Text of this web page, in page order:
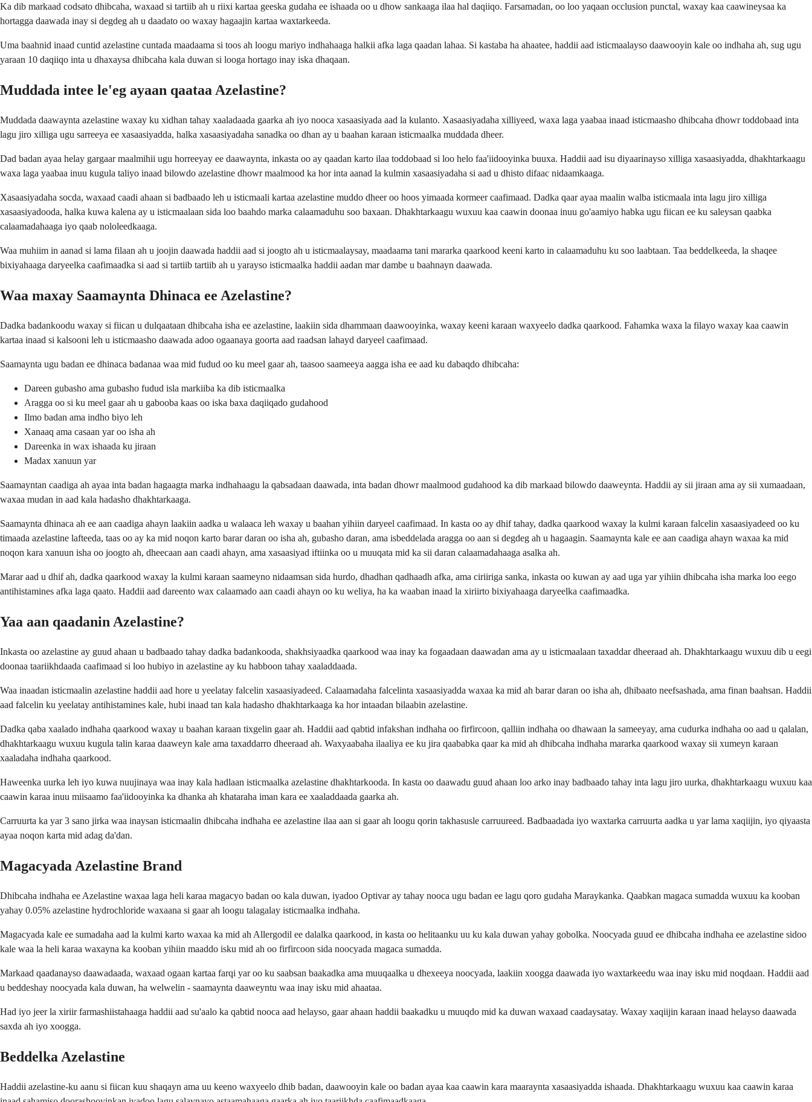
Ka dib markaad codsato dhibcaha, waxaad si tartiib ah u riixi kartaa geeska gudaha ee ishaada oo u dhow sankaaga ilaa hal daqiiqo. Farsamadan, oo loo yaqaan occlusion punctal, waxay kaa caawineysaa ka
hortagga daawada inay si degdeg ah u daadato oo waxay hagaajin kartaa waxtarkeeda.
Uma baahnid inaad cuntid azelastine cuntada maadaama si toos ah loogu mariyo indhahaaga halkii afka laga qaadan lahaa. Si kastaba ha ahaatee, haddii aad isticmaalayso daawooyin kale oo indhaha ah, sug ugu
yaraan 10 daqiiqo inta u dhaxaysa dhibcaha kala duwan si looga hortago inay iska dhaqaan.
Muddada intee le'eg ayaan qaataa Azelastine?
Muddada daawaynta azelastine waxay ku xidhan tahay xaaladaada gaarka ah iyo nooca xasaasiyada aad la kulanto. Xasaasiyadaha xilliyeed, waxa laga yaabaa inaad isticmaasho dhibcaha dhowr toddobaad inta
lagu jiro xilliga ugu sarreeya ee xasaasiyadda, halka xasaasiyadaha sanadka oo dhan ay u baahan karaan isticmaalka muddada dheer.
Dad badan ayaa helay gargaar maalmihii ugu horreeyay ee daawaynta, inkasta oo ay qaadan karto ilaa toddobaad si loo helo faa'iidooyinka buuxa. Haddii aad isu diyaarinayso xilliga xasaasiyadda, dhakhtarkaagu
waxa laga yaabaa inuu kugula taliyo inaad bilowdo azelastine dhowr maalmood ka hor inta aanad la kulmin xasaasiyadaha si aad u dhisto difaac nidaamkaaga.
Xasaasiyadaha socda, waxaad caadi ahaan si badbaado leh u isticmaali kartaa azelastine muddo dheer oo hoos yimaada kormeer caafimaad. Dadka qaar ayaa maalin walba isticmaala inta lagu jiro xilliga
xasaasiyadooda, halka kuwa kalena ay u isticmaalaan sida loo baahdo marka calaamaduhu soo baxaan. Dhakhtarkaagu wuxuu kaa caawin doonaa inuu go'aamiyo habka ugu fiican ee ku saleysan qaabka
calaamadahaaga iyo qaab nololeedkaaga.
Waa muhiim in aanad si lama filaan ah u joojin daawada haddii aad si joogto ah u isticmaalaysay, maadaama tani mararka qaarkood keeni karto in calaamaduhu ku soo laabtaan. Taa beddelkeeda, la shaqee
bixiyahaaga daryeelka caafimaadka si aad si tartiib tartiib ah u yarayso isticmaalka haddii aadan mar dambe u baahnayn daawada.
Waa maxay Saamaynta Dhinaca ee Azelastine?
Dadka badankoodu waxay si fiican u dulqaataan dhibcaha isha ee azelastine, laakiin sida dhammaan daawooyinka, waxay keeni karaan waxyeelo dadka qaarkood. Fahamka waxa la filayo waxay kaa caawin
kartaa inaad si kalsooni leh u isticmaasho daawada adoo ogaanaya goorta aad raadsan lahayd daryeel caafimaad.
Saamaynta ugu badan ee dhinaca badanaa waa mid fudud oo ku meel gaar ah, taasoo saameeya aagga isha ee aad ku dabaqdo dhibcaha:
Dareen gubasho ama gubasho fudud isla markiiba ka dib isticmaalka
Aragga oo si ku meel gaar ah u gabooba kaas oo iska baxa daqiiqado gudahood
Ilmo badan ama indho biyo leh
Xanaaq ama casaan yar oo isha ah
Dareenka in wax ishaada ku jiraan
Madax xanuun yar
Saamayntan caadiga ah ayaa inta badan hagaagta marka indhahaagu la qabsadaan daawada, inta badan dhowr maalmood gudahood ka dib markaad bilowdo daaweynta. Haddii ay sii jiraan ama ay sii xumaadaan,
waxaa mudan in aad kala hadasho dhakhtarkaaga.
Saamaynta dhinaca ah ee aan caadiga ahayn laakiin aadka u walaaca leh waxay u baahan yihiin daryeel caafimaad. In kasta oo ay dhif tahay, dadka qaarkood waxay la kulmi karaan falcelin xasaasiyadeed oo ku
timaada azelastine lafteeda, taas oo ay ka mid noqon karto barar daran oo isha ah, gubasho daran, ama isbeddelada aragga oo aan si degdeg ah u hagaagin. Saamaynta kale ee aan caadiga ahayn waxaa ka mid
noqon kara xanuun isha oo joogto ah, dheecaan aan caadi ahayn, ama xasaasiyad iftiinka oo u muuqata mid ka sii daran calaamadahaaga asalka ah.
Marar aad u dhif ah, dadka qaarkood waxay la kulmi karaan saameyno nidaamsan sida hurdo, dhadhan qadhaadh afka, ama ciriiriga sanka, inkasta oo kuwan ay aad uga yar yihiin dhibcaha isha marka loo eego
antihistamines afka laga qaato. Haddii aad dareento wax calaamado aan caadi ahayn oo ku weliya, ha ka waaban inaad la xiriirto bixiyahaaga daryeelka caafimaadka.
Yaa aan qaadanin Azelastine?
Inkasta oo azelastine ay guud ahaan u badbaado tahay dadka badankooda, shakhsiyaadka qaarkood waa inay ka fogaadaan daawadan ama ay u isticmaalaan taxaddar dheeraad ah. Dhakhtarkaagu wuxuu dib u eegi
doonaa taariikhdaada caafimaad si loo hubiyo in azelastine ay ku habboon tahay xaaladdaada.
Waa inaadan isticmaalin azelastine haddii aad hore u yeelatay falcelin xasaasiyadeed. Calaamadaha falcelinta xasaasiyadda waxaa ka mid ah barar daran oo isha ah, dhibaato neefsashada, ama finan baahsan. Haddii
aad falcelin ku yeelatay antihistamines kale, hubi inaad tan kala hadasho dhakhtarkaaga ka hor intaadan bilaabin azelastine.
Dadka qaba xaalado indhaha qaarkood waxay u baahan karaan tixgelin gaar ah. Haddii aad qabtid infakshan indhaha oo firfircoon, qalliin indhaha oo dhawaan la sameeyay, ama cudurka indhaha oo aad u qalalan,
dhakhtarkaagu wuxuu kugula talin karaa daaweyn kale ama taxaddarro dheeraad ah. Waxyaabaha ilaaliya ee ku jira qaababka qaar ka mid ah dhibcaha indhaha mararka qaarkood waxay sii xumeyn karaan
xaaladaha indhaha qaarkood.
Haweenka uurka leh iyo kuwa nuujinaya waa inay kala hadlaan isticmaalka azelastine dhakhtarkooda. In kasta oo daawadu guud ahaan loo arko inay badbaado tahay inta lagu jiro uurka, dhakhtarkaagu wuxuu kaa
caawin karaa inuu miisaamo faa'iidooyinka ka dhanka ah khataraha iman kara ee xaaladdaada gaarka ah.
Carruurta ka yar 3 sano jirka waa inaysan isticmaalin dhibcaha indhaha ee azelastine ilaa aan si gaar ah loogu qorin takhasusle carruureed. Badbaadada iyo waxtarka carruurta aadka u yar lama xaqiijin, iyo qiyaasta
ayaa noqon karta mid adag da'dan.
Magacyada Azelastine Brand
Dhibcaha indhaha ee Azelastine waxaa laga heli karaa magacyo badan oo kala duwan, iyadoo Optivar ay tahay nooca ugu badan ee lagu qoro gudaha Maraykanka. Qaabkan magaca sumadda wuxuu ka kooban
yahay 0.05% azelastine hydrochloride waxaana si gaar ah loogu talagalay isticmaalka indhaha.
Magacyada kale ee sumadaha aad la kulmi karto waxaa ka mid ah Allergodil ee dalalka qaarkood, in kasta oo helitaanku uu ku kala duwan yahay gobolka. Noocyada guud ee dhibcaha indhaha ee azelastine sidoo
kale waa la heli karaa waxayna ka kooban yihiin maaddo isku mid ah oo firfircoon sida noocyada magaca sumadda.
Markaad qaadanayso daawadaada, waxaad ogaan kartaa farqi yar oo ku saabsan baakadka ama muuqaalka u dhexeeya noocyada, laakiin xoogga daawada iyo waxtarkeedu waa inay isku mid noqdaan. Haddii aad
u beddeshay noocyada kala duwan, ha welwelin - saamaynta daaweyntu waa inay isku mid ahaataa.
Had iyo jeer la xiriir farmashiistahaaga haddii aad su'aalo ka qabtid nooca aad helayso, gaar ahaan haddii baakadku u muuqdo mid ka duwan waxaad caadaysatay. Waxay xaqiijin karaan inaad helayso daawada
saxda ah iyo xoogga.
Beddelka Azelastine
Haddii azelastine-ku aanu si fiican kuu shaqayn ama uu keeno waxyeelo dhib badan, daawooyin kale oo badan ayaa kaa caawin kara maaraynta xasaasiyadda ishaada. Dhakhtarkaagu wuxuu kaa caawin karaa